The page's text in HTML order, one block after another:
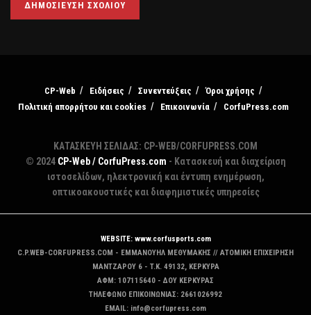
CP-Web Ειδήσεις Συνεντεύξεις
Όροι χρήσης
Πολιτική απορρήτου και cookies
Επικοινωνία CorfuPress.com
ΚΑΤΑΣΚΕΥΗ ΣΕΛΙΔΑΣ: CP-WEB/CORFUPRESS.COM
© 2024 CP-Web / CorfuPress.com - Κατασκευή και διαχείριση
ιστοσελίδων, ηλεκτρονική και έντυπη ενημέρωση,
οπτικοακουστικές και διαφημιστικές υπηρεσίες
WEBSITE: www.corfusports.com
C.P.WEB-CORFUPRESS.COM - ΕΜΜΑΝΟΥΗΛ ΜΕΘΥΜΑΚΗΣ // ΑΤΟΜΙΚΗ ΕΠΙΧΕΙΡΗΣΗ
MANTZAΡΟΥ 6 - T.K. 49132, ΚΕΡΚΥΡΑ
ΑΦΜ: 107115640 - ΔΟΥ ΚΕΡΚΥΡΑΣ
ΤΗΛΕΦΩΝΟ ΕΠΙΚΟΙΝΩΝΙΑΣ: 2661026992
EMAIL: info@corfupress.com